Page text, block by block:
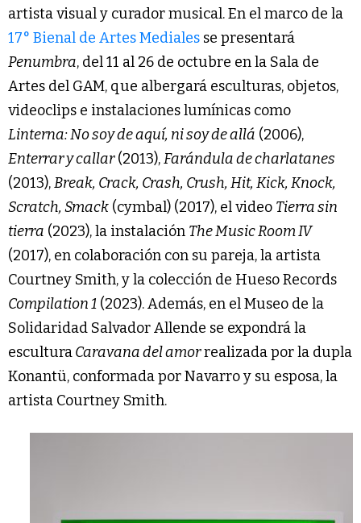
artista visual y curador musical. En el marco de la
17° Bienal de Artes Mediales se presentará
Penumbra, del 11 al 26 de octubre en la Sala de
Artes del GAM, que albergará esculturas, objetos,
videoclips e instalaciones lumínicas como
Linterna: No soy de aquí, ni soy de allá (2006),
Enterrar y callar(2013),Farándula de charlatanes
(2013),Break, Crack, Crash, Crush, Hit, Kick, Knock,
Scratch, Smack (cymbal) (2017), el video Tierra sin
tierra (2023), la instalación The Music Room IV
(2017), en colaboración con su pareja, la artista
Courtney Smith, y la colección de Hueso Records
Compilation 1 (2023). Además, en el Museo de la
Solidaridad Salvador Allende se expondrá la
esculturaCaravana del amorrealizada por la dupla
Konantü, conformada por Navarro y su esposa, la
artista Courtney Smith.